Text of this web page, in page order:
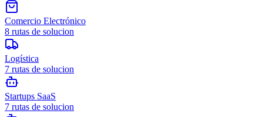
Comercio Electrónico
8 rutas de solucion
Logística
7 rutas de solucion
Startups SaaS
7 rutas de solucion